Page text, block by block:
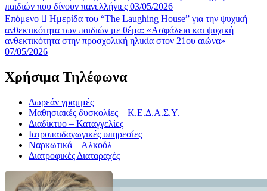
παιδιών που δίνουν πανελλήνιες 03/05/2026
Επόμενο
Ημερίδα του “The Laughing House” για την ψυχική
ανθεκτικότητα των παιδιών με θέμα: «Ασφάλεια και ψυχική
ανθεκτικότητα στην προσχολική ηλικία στον 21ου αιώνα»
07/05/2026
Χρήσιμα Τηλέφωνα
Δωρεάν γραμμές
Μαθησιακές δυσκολίες – Κ.Ε.Δ.Α.Σ.Υ.
Διαδίκτυο – Καταγγελίες
Ιατροπαιδαγωγικές υπηρεσίες
Ναρκωτικά – Αλκοόλ
Διατροφικές Διαταραχές